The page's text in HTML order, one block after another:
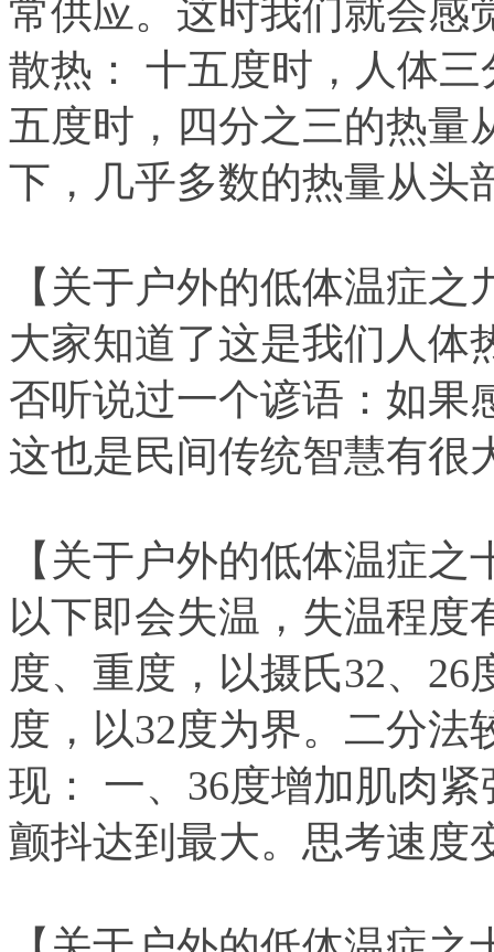
常供应。这时我们就会感
散热： 十五度时，人体
五度时，四分之三的热量
下，几乎多数的热量从头
【关于户外的低体温症
大家知道了这是我们人体
否听说过一个谚语：如果
这也是民间传统智慧有很
【关于户外的低体温症
以下即会失温，失温程度
度、重度，以摄氏32、
度，以32度为界。二分
现： 一、36度增加肌肉
颤抖达到最大。思考速度